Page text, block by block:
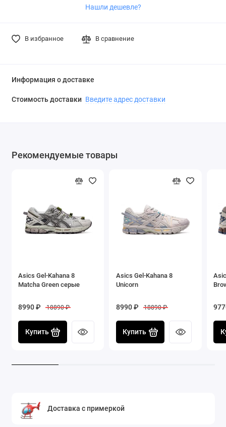
Нашли дешевле?
В избранное В сравнение
Информация о доставке
Стоимость доставки Введите адрес доставки
Рекомендуемые товары
Asics Gel-Kahana 8
Matcha Green серые
8990 ₽ 18890 ₽
Купить
Asics Gel-Kahana 8
Unicorn
8990 ₽ 18890 ₽
Купить
Доставка с примеркой